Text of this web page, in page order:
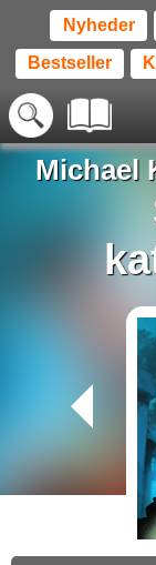
Nyheder
Bestseller
Michael